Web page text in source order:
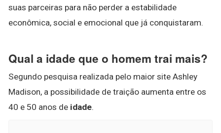
suas parceiras para não perder a estabilidade
econômica, social e emocional que já conquistaram.
Qual a idade que o homem trai mais?
Segundo pesquisa realizada pelo maior site Ashley
Madison, a possibilidade de traição aumenta entre os
40 e 50 anos de idade.